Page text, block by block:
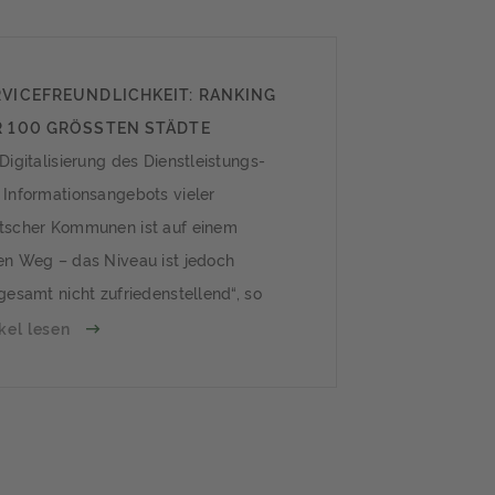
RANKING
100 GRÖSSTEN STÄDTE
des Dienstleistungs-
Informationsangebots vieler
Kommunen ist auf einem
Weg – das Niveau ist jedoch
nicht zufriedenstellend“, so
Haus & Grund.
lesen